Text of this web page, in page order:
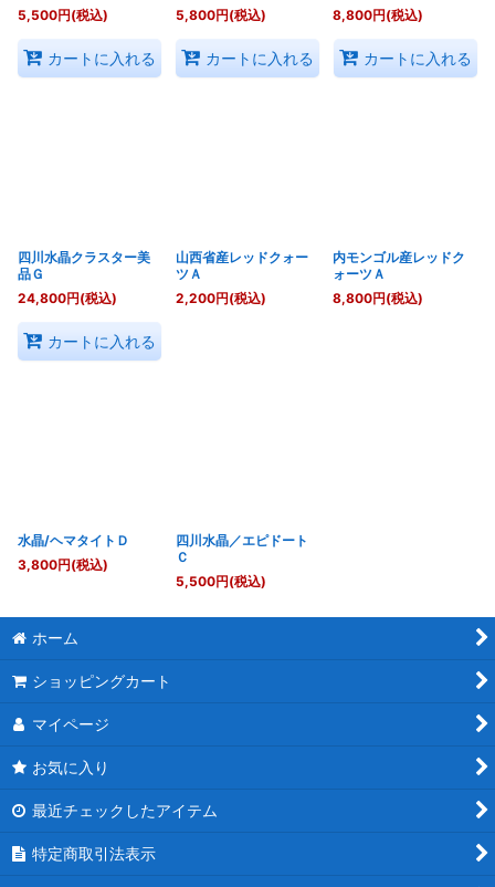
5,500円(税込)
カートに入れる
5,800円(税込)
カートに入れる
8,800円(税込)
カートに入れる
四川水晶クラスター美
品Ｇ
24,800円(税込)
カートに入れる
山西省産レッドクォー
ツＡ
2,200円(税込)
内モンゴル産レッドク
ォーツＡ
8,800円(税込)
水晶/ヘマタイトＤ
3,800円(税込)
四川水晶／エピドート
Ｃ
5,500円(税込)
ホーム
ショッピングカート
マイページ
お気に入り
最近チェックしたアイテム
特定商取引法表示